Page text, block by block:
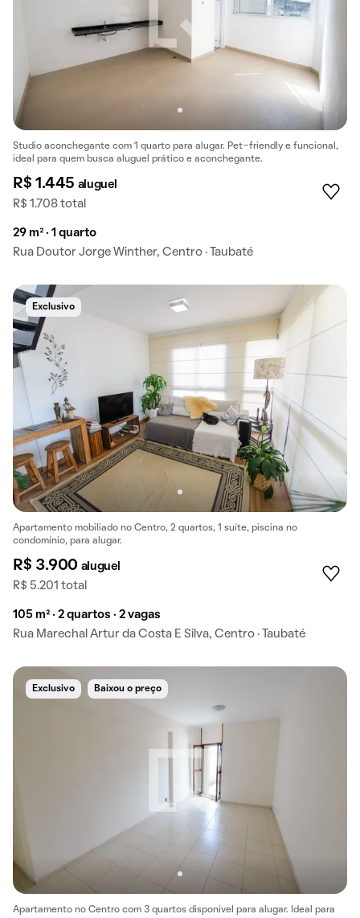
Studio aconchegante com 1 quarto para alugar. Pet-friendly e funcional,
ideal para quem busca aluguel prático e aconchegante.
R$ 1.445 aluguel
R$ 1.708 total
29 m² · 1 quarto
Rua Doutor Jorge Winther, Centro · Taubaté
Exclusivo
Apartamento mobiliado no Centro, 2 quartos, 1 suíte, piscina no
condomínio, para alugar.
R$ 3.900 aluguel
R$ 5.201 total
105 m² · 2 quartos · 2 vagas
Rua Marechal Artur da Costa E Silva, Centro · Taubaté
Exclusivo Baixou o preço
Apartamento no Centro com 3 quartos disponível para alugar. Ideal para